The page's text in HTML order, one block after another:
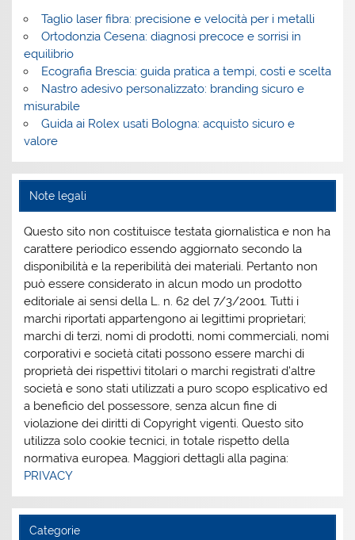
Taglio laser fibra: precisione e velocità per i metalli
Ortodonzia Cesena: diagnosi precoce e sorrisi in
equilibrio
Ecografia Brescia: guida pratica a tempi, costi e scelta
Nastro adesivo personalizzato: branding sicuro e
misurabile
Guida ai Rolex usati Bologna: acquisto sicuro e
valore
Note legali
Questo sito non costituisce testata giornalistica e non ha
carattere periodico essendo aggiornato secondo la
disponibilità e la reperibilità dei materiali. Pertanto non
può essere considerato in alcun modo un prodotto
editoriale ai sensi della L. n. 62 del 7/3/2001. Tutti i
marchi riportati appartengono ai legittimi proprietari;
marchi di terzi, nomi di prodotti, nomi commerciali, nomi
corporativi e società citati possono essere marchi di
proprietà dei rispettivi titolari o marchi registrati d’altre
società e sono stati utilizzati a puro scopo esplicativo ed
a beneficio del possessore, senza alcun fine di
violazione dei diritti di Copyright vigenti. Questo sito
utilizza solo cookie tecnici, in totale rispetto della
normativa europea. Maggiori dettagli alla pagina:
PRIVACY
Categorie